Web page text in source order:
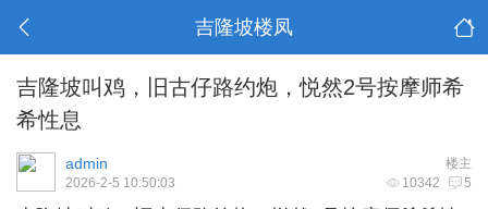
吉隆坡楼凤
吉隆坡叫鸡，旧古仔路约炮，悦然2号按摩师希
希性息
楼主
admin
10342 5
2026-2-5 10:50:03